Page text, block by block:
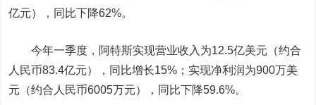
亿元），同比下降62%。
今年一季度，阿特斯实现营业收入为12.5亿美元（约合
人民币83.4亿元），同比增长15%；实现净利润为900万美
元（约合人民币6005万元），同比下降59.6%。